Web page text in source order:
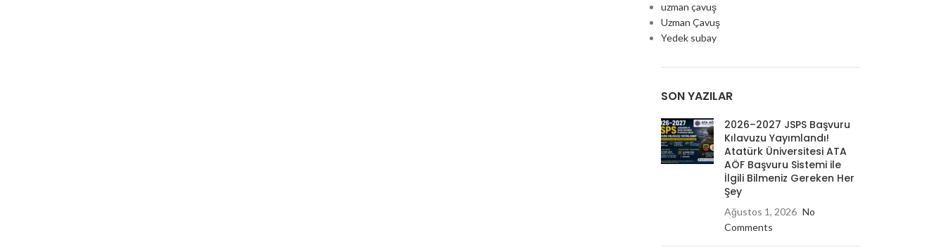
uzman çavuş
Uzman Çavuş
Yedek subay
SON YAZILAR
2026–2027 JSPS Başvuru
Kılavuzu Yayımlandı!
Atatürk Üniversitesi ATA
AÖF Başvuru Sistemi ile
İlgili Bilmeniz Gereken Her
Şey
Ağustos 1, 2026 No
Comments